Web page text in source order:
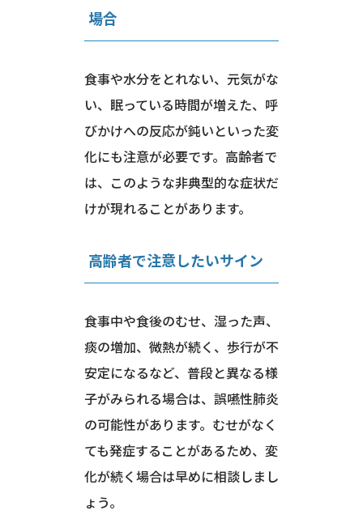
場合
食事や水分をとれない、元気がな
い、眠っている時間が増えた、呼
びかけへの反応が鈍いといった変
化にも注意が必要です。高齢者で
は、このような非典型的な症状だ
けが現れることがあります。
高齢者で注意したいサイン
食事中や食後のむせ、湿った声、
痰の増加、微熱が続く、歩行が不
安定になるなど、普段と異なる様
子がみられる場合は、誤嚥性肺炎
の可能性があります。むせがなく
ても発症することがあるため、変
化が続く場合は早めに相談しまし
ょう。